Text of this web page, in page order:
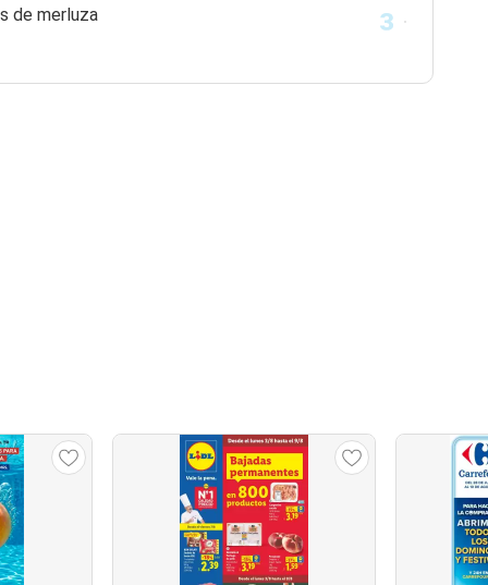
de merluza